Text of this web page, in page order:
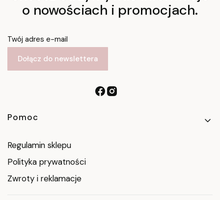
o nowościach i promocjach.
Twój adres e-mail
Dołącz do newslettera
Linki w stopce
Pomoc
Regulamin sklepu
Polityka prywatności
Zwroty i reklamacje